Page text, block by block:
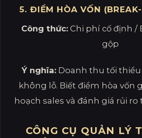
5. ĐIỂM HÒA VỐN
Công thức:Chi phí cố định /
gộp
Ý nghĩa:Doanh thu tối
không lỗ. Biết điểm hòa vốn
hoạch sales và đánh giá rủi ro
CÔNG CỤ QUẢN LÝ